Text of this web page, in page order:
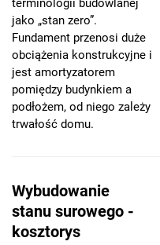
terminologii budowlanej
jako „stan zero”.
Fundament przenosi duże
obciążenia konstrukcyjne i
jest amortyzatorem
pomiędzy budynkiem a
podłożem, od niego zależy
trwałość domu.
Wybudowanie
stanu surowego -
kosztorys